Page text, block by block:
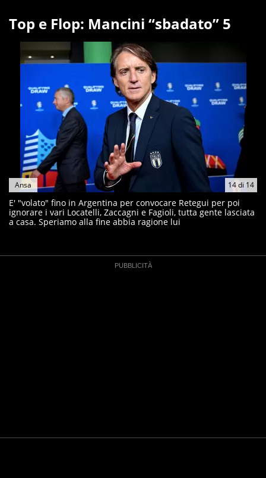
Top e Flop: Mancini “sbadato” 5
14di 14
Ansa
E' "volato" fino in Argentina per convocare Retegui per poi
ignorare i vari Locatelli, Zaccagni e Fagioli, tutta gente lasciata
a casa. Speriamo alla fine abbia ragione lui